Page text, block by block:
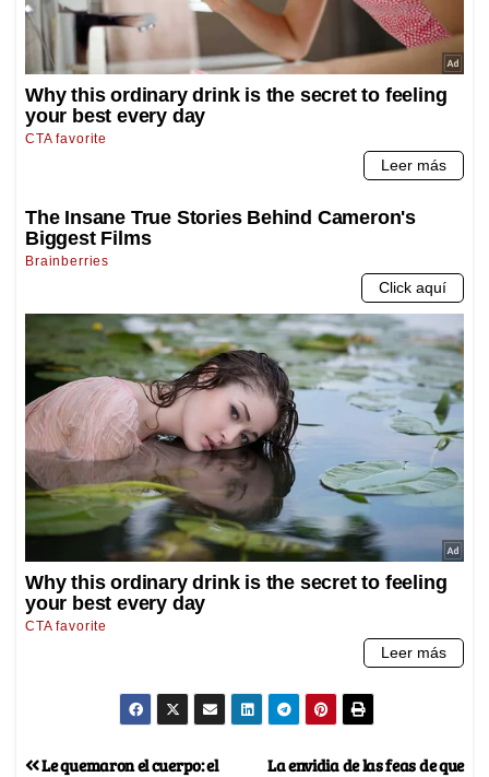
La envidia de las feas de que
Le quemaron el cuerpo: el